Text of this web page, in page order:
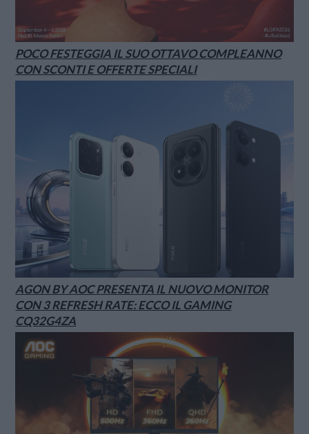
POCO FESTEGGIA IL SUO OTTAVO COMPLEANNO
CON SCONTI E OFFERTE SPECIALI
AGON BY AOC PRESENTA IL NUOVO MONITOR
CON 3 REFRESH RATE: ECCO IL GAMING
CQ32G4ZA